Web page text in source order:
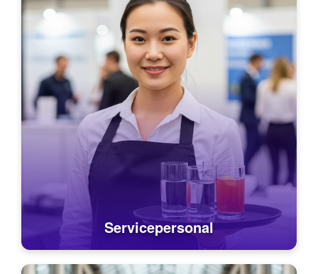
Servicepersonal